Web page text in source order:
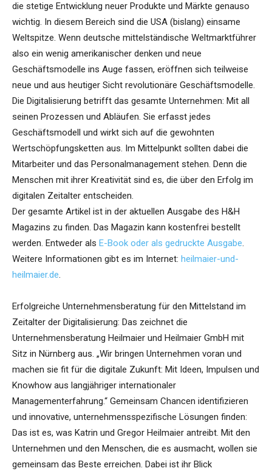
die stetige Entwicklung neuer Produkte und Märkte genauso
wichtig. In diesem Bereich sind die USA (bislang) einsame
Weltspitze. Wenn deutsche mittelständische Weltmarktführer
also ein wenig amerikanischer denken und neue
Geschäftsmodelle ins Auge fassen, eröffnen sich teilweise
neue und aus heutiger Sicht revolutionäre Geschäftsmodelle.
Die Digitalisierung betrifft das gesamte Unternehmen: Mit all
seinen Prozessen und Abläufen. Sie erfasst jedes
Geschäftsmodell und wirkt sich auf die gewohnten
Wertschöpfungsketten aus. Im Mittelpunkt sollten dabei die
Mitarbeiter und das Personalmanagement stehen. Denn die
Menschen mit ihrer Kreativität sind es, die über den Erfolg im
digitalen Zeitalter entscheiden.
Der gesamte Artikel ist in der aktuellen Ausgabe des H&H
Magazins zu finden. Das Magazin kann kostenfrei bestellt
werden. Entweder als E-Book oder als gedruckte Ausgabe.
Weitere Informationen gibt es im Internet: heilmaier-und-
heilmaier.de.
Erfolgreiche Unternehmensberatung für den Mittelstand im
Zeitalter der Digitalisierung: Das zeichnet die
Unternehmensberatung Heilmaier und Heilmaier GmbH mit
Sitz in Nürnberg aus. „Wir bringen Unternehmen voran und
machen sie fit für die digitale Zukunft: Mit Ideen, Impulsen und
Knowhow aus langjähriger internationaler
Managementerfahrung.“ Gemeinsam Chancen identifizieren
und innovative, unternehmensspezifische Lösungen finden:
Das ist es, was Katrin und Gregor Heilmaier antreibt. Mit den
Unternehmen und den Menschen, die es ausmacht, wollen sie
gemeinsam das Beste erreichen. Dabei ist ihr Blick